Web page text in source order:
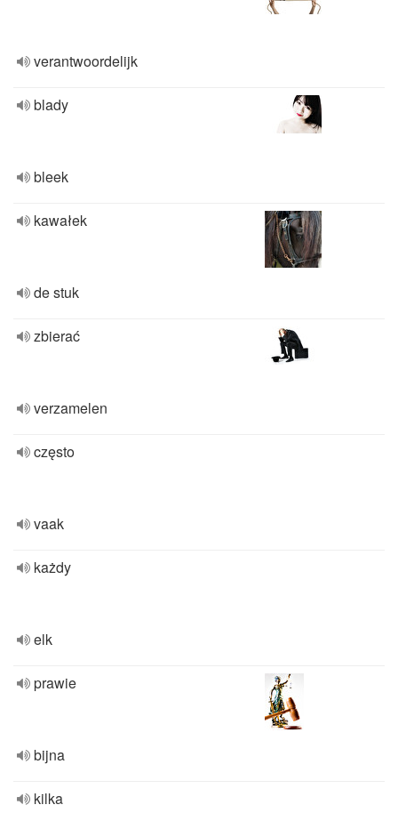
verantwoordelijk
blady
bleek
kawałek
de stuk
zbierać
verzamelen
często
vaak
każdy
elk
prawie
bijna
kilka